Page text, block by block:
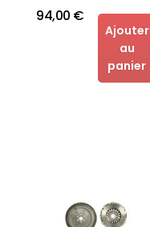
94,00 €
Ajouter
au
panier